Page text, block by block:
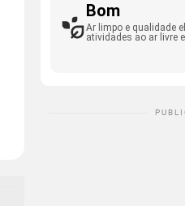
Bom
Ar limpo e qualidade
atividades ao ar livre